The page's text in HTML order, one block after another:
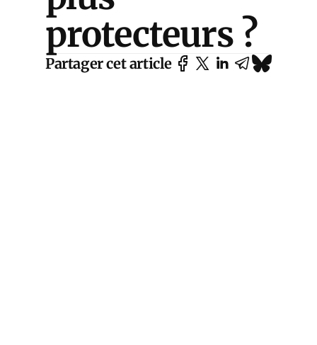
protecteurs ?
Partager cet article